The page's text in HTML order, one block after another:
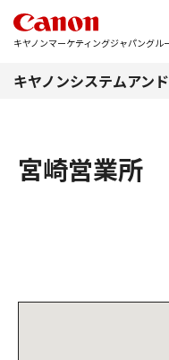
キヤノンマーケティングジャパングル
キヤノンシステムアン
宮崎営業所